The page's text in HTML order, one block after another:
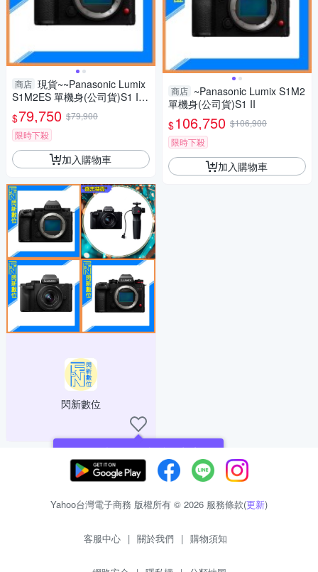
商店 現貨~~Panasonic Lumix
S1M2ES 單機身(公司貨)S1 II
ES
$79,750 $79,900
限時下殺
加入購物車
閃新數位
現在可以追蹤你喜愛的商店！
商店 ~Panasonic Lumix S1M2
單機身(公司貨)S1 II
$106,750 $106,900
限時下殺
加入購物車
Yahoo台灣電子商務 版權所有 © 2026 服務條款(更新)
客服中心 | 關於我們 | 購物須知